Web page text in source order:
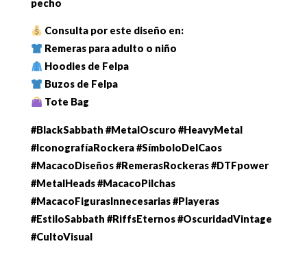
pecho
Consulta por este diseño en:
Remeras para adulto o niño
Hoodies de Felpa
Buzos de Felpa
Tote Bag
#BlackSabbath #MetalOscuro #HeavyMetal
#IconografíaRockera #SímboloDelCaos
#MacacoDiseños #RemerasRockeras #DTFpower
#MetalHeads #MacacoPilchas
#MacacoFigurasInnecesarias #Playeras
#EstiloSabbath #RiffsEternos #OscuridadVintage
#CultoVisual